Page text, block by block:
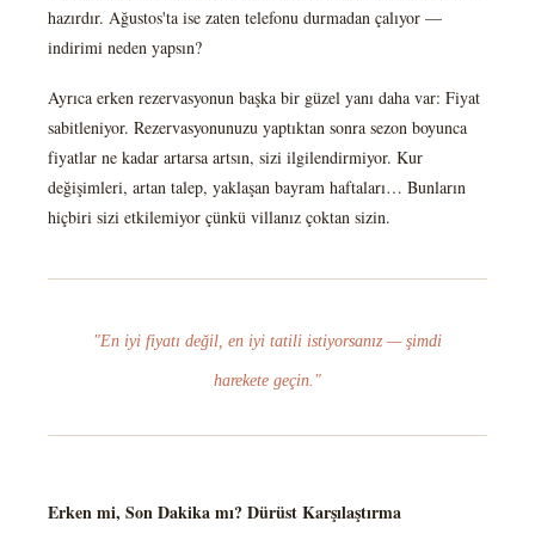
hazırdır. Ağustos'ta ise zaten telefonu durmadan çalıyor —
indirimi neden yapsın?
Ayrıca erken rezervasyonun başka bir güzel yanı daha var: Fiyat
sabitleniyor. Rezervasyonunuzu yaptıktan sonra sezon boyunca
fiyatlar ne kadar artarsa artsın, sizi ilgilendirmiyor. Kur
değişimleri, artan talep, yaklaşan bayram haftaları… Bunların
hiçbiri sizi etkilemiyor çünkü villanız çoktan sizin.
"En iyi fiyatı değil, en iyi tatili istiyorsanız — şimdi
harekete geçin."
Erken mi, Son Dakika mı? Dürüst Karşılaştırma